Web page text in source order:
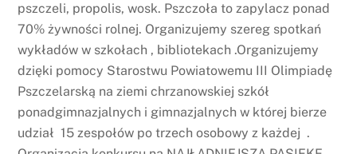
pszczeli, propolis, wosk. Pszczoła to zapylacz ponad
70% żywności rolnej. Organizujemy szereg spotkań
wykładów w szkołach , bibliotekach .Organizujemy
dzięki pomocy Starostwu Powiatowemu III Olimpiadę
Pszczelarską na ziemi chrzanowskiej szkół
ponadgimnazjalnych i gimnazjalnych w której bierze
udział 15 zespołów po trzech osobowy z każdej .